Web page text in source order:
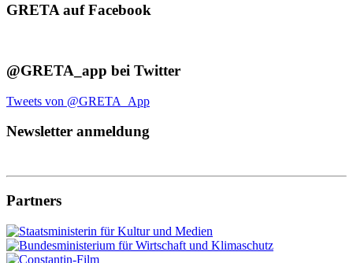
GRETA auf Facebook
@GRETA_app bei Twitter
Tweets von @GRETA_App
Newsletter anmeldung
Partners